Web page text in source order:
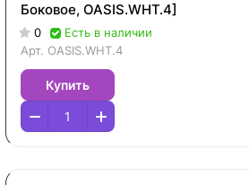
Боковое, OASIS.WHT.4]
0
Есть в наличии
Арт. OASIS.WHT.4
Купить